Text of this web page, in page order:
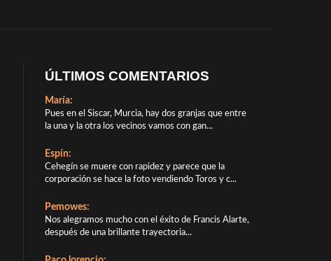
ÚLTIMOS COMENTARIOS
María:
Pues en el Siscar, Murcia, hay dos granjas que entre
la una y la otra los vecinos vamos con gan...
Espín:
Cehegín se muere con rapidez y parece que la
corporación se hace la foto vendiendo Toros y c...
Pemowes:
Nos alegramos mucho con el éxito de Francis Alarte,
después de una brillante trayectoria...